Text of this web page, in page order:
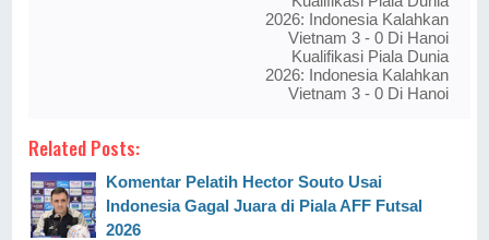
2026: Indonesia Kalahkan
Vietnam 3 - 0 Di Hanoi
Kualifikasi Piala Dunia
2026: Indonesia Kalahkan
Vietnam 3 - 0 Di Hanoi
Related Posts:
Komentar Pelatih Hector Souto Usai
Indonesia Gagal Juara di Piala AFF Futsal
2026